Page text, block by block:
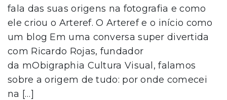
fala das suas origens na fotografia e como
ele criou o Arteref. O Arteref e o início como
um blog Em uma conversa super divertida
com Ricardo Rojas, fundador
da mObigraphia Cultura Visual, falamos
sobre a origem de tudo: por onde comecei
na […]